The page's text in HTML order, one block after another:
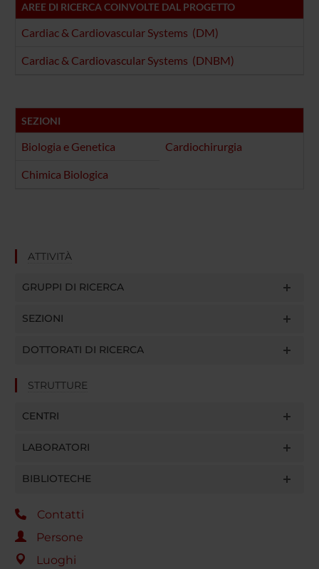
AREE DI RICERCA COINVOLTE DAL PROGETTO
Cardiac & Cardiovascular Systems (DM)
Cardiac & Cardiovascular Systems (DNBM)
SEZIONI
Biologia e Genetica Cardiochirurgia
Chimica Biologica
ATTIVITÀ
GRUPPI DI RICERCA
SEZIONI
DOTTORATI DI RICERCA
STRUTTURE
CENTRI
LABORATORI
BIBLIOTECHE
Contatti
Persone
Luoghi